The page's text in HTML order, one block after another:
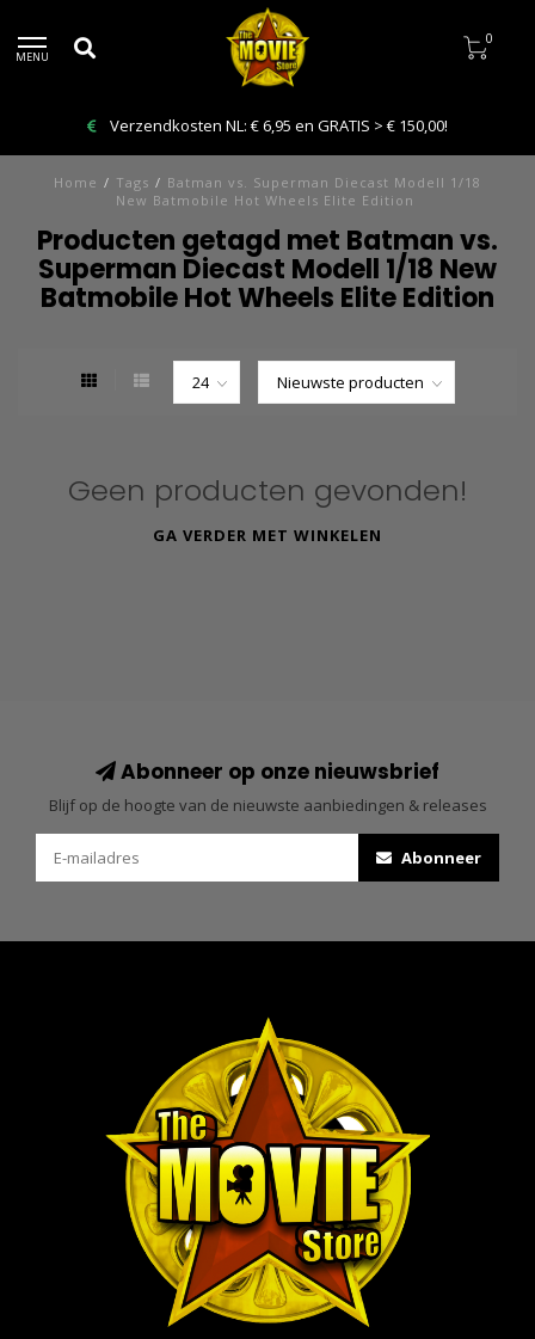
MENU
0
Verzendkosten NL: € 6,95 en GRATIS > € 150,00!
Home / Tags / Batman vs. Superman Diecast Modell 1/18
New Batmobile Hot Wheels Elite Edition
Producten getagd met Batman vs.
Superman Diecast Modell 1/18 New
Batmobile Hot Wheels Elite Edition
Geen producten gevonden!
GA VERDER MET WINKELEN
Abonneer op onze nieuwsbrief
Blijf op de hoogte van de nieuwste aanbiedingen & releases
Abonneer